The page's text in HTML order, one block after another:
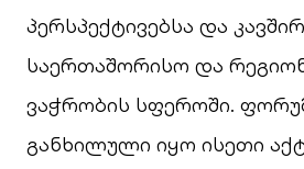
პერსპექტივებსა და
საერთაშორისო და
ვაჭრობის სფეროში.
განხილული იყო ისეთი